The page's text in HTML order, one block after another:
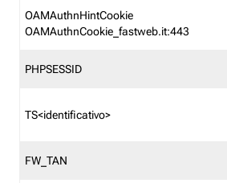
OAMAuthnHintCookie
OAMAuthnCookie_fastweb.it:443
PHPSESSID
TS<identificativo>
FW_TAN